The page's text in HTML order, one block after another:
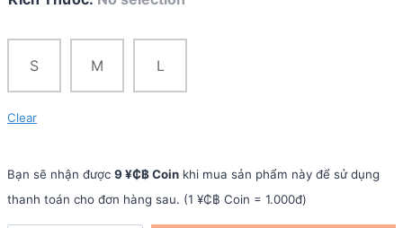
S M L
Clear
Bạn sẽ nhận được 9 ¥₵฿ Coin khi mua sản phẩm này để sử dụng
thanh toán cho đơn hàng sau. (1 ¥₵฿ Coin = 1.000đ)